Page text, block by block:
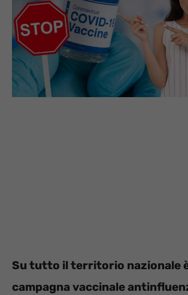
Su tutto il territorio nazionale
campagna vaccinale